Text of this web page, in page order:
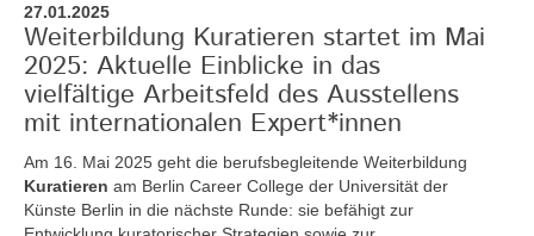
27.01.2025
Weiterbildung Kuratieren startet im Mai
2025: Aktuelle Einblicke in das
vielfältige Arbeitsfeld des Ausstellens
mit internationalen Expert*innen
Am 16. Mai 2025 geht die berufsbegleitende Weiterbildung
Kuratieren am Berlin Career College der Universität der
Künste Berlin in die nächste Runde: sie befähigt zur